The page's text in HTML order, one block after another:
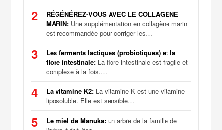
2
RÉGÉNÉREZ-VOUS AVEC LE COLLAGÈNE
MARIN: Une supplémentation en collagène marin
est recommandée pour corriger les…
3
Les ferments lactiques (probiotiques) et la
flore intestinale: La flore intestinale est fragile et
complexe à la fois.…
4 La vitamine K2: La vitamine K est une vitamine
liposoluble. Elle est sensible…
5 Le miel de Manuka: un arbre de la famille de